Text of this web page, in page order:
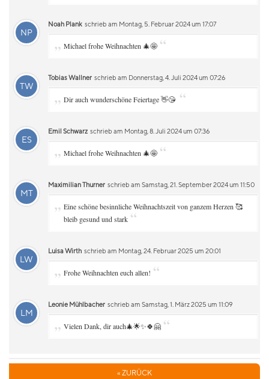
NP
Noah Plank schrieb am Montag, 5. Februar 2024 um 17:07
„ Michael frohe Weihnachten 🎄🤩 “
TW
Tobias Wallner schrieb am Donnerstag, 4. Juli 2024 um 07:26
„ Dir auch wunderschöne Feiertage 👋😘 “
ES
Emil Schwarz schrieb am Montag, 8. Juli 2024 um 07:36
„ Michael frohe Weihnachten 🎄🤩 “
MT
Maximilian Thurner schrieb am Samstag, 21. September 2024 um 11:50
„ Eine schöne besinnliche Weihnachtszeit von ganzem Herzen 🥰
bleib gesund und stark “
LW
Luisa Wirth schrieb am Montag, 24. Februar 2025 um 20:01
„ Frohe Weihnachten euch allen! “
LM
Leonie Mühlbacher schrieb am Samstag, 1. März 2025 um 11:09
„ Vielen Dank, dir auch🎄🌟✨🍀🤗 “
« ZURÜCK